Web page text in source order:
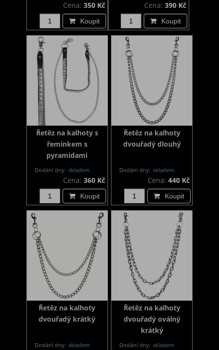
Cena: 350 Kč
Koupit
Cena:390 Kč
Koupit
Řetěz na kalhoty s
řemínkem s
pyramidami
Dodání dny: skladem
Cena: 360 Kč
Koupit
Řetěz na kalhoty
dvouřadý dlouhý
Dodání dny: skladem
Cena: 440 Kč
Koupit
Řetěz na kalhoty
dvouřadý krátký
Dodání dny: skladem
Řetěz na kalhoty
dvouřadý oválný
krátký
Dodání dny: skladem